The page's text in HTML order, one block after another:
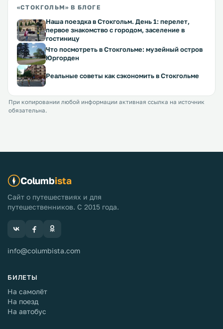
«СТОКГОЛЬМ» В БЛОГЕ
Наша поездка в Стокгольм. День 1: перелет,
первое знакомство с городом, заселение в
гостиницу
Что посмотреть в Стокгольме: музейный остров
Юргорден
Реальные советы как сэкономить в Стокгольме
При копировании любой информации активная ссылка на источник
обязательна.
Columbista
Сайт о путешествиях и для
путешественников. С 2015 года.
info@columbista.com
БИЛЕТЫ
На самолёт
На поезд
На автобус